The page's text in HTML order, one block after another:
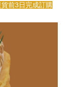
前3日完成訂購